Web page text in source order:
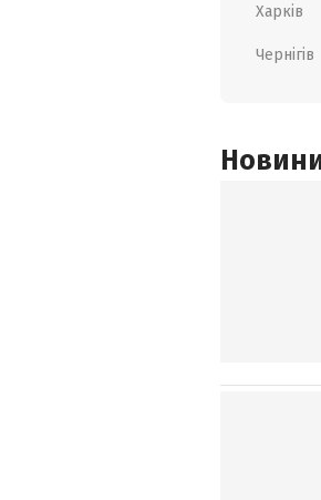
Харків
Чернігів